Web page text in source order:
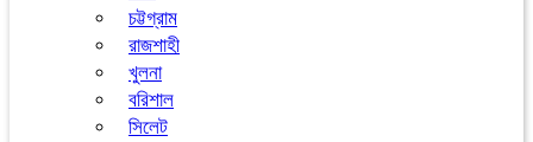
চট্টগ্রাম
রাজশাহী
খুলনা
বরিশাল
সিলেট